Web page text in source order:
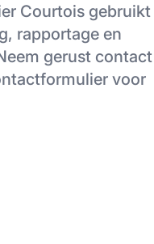
Courtois gebruikt
rapportage en
gerust contact
voor